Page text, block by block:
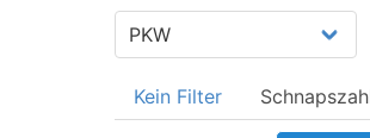
Kein Filter